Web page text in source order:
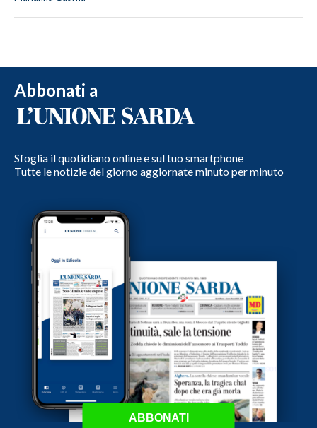
Abbonati a
Sfoglia il quotidiano online e sul tuo smartphone
Tutte le notizie del giorno aggiornate minuto per minuto
ABBONATI